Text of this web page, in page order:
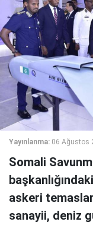
Yayınlanma: 06 Ağustos
Somali
askeri
sanayii, deniz